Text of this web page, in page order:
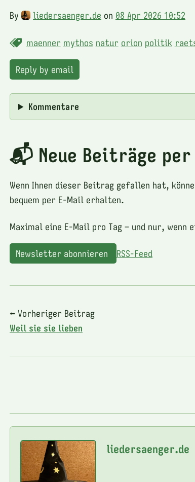
By liedersaenger.de on 08 Apr 2026 10:52
maenner mythos natur orion politik
Reply by email
Kommentare
📬 Neue Beiträge
Wenn Ihnen dieser Beitrag gefallen hat,
bequem per E-Mail erhalten.
Maximal eine E-Mail pro Tag – und nur,
Newsletter abonnieren RSS-Feed
⬅ Vorheriger Beitrag
Weil sie sie lieben
liedersaenger.de